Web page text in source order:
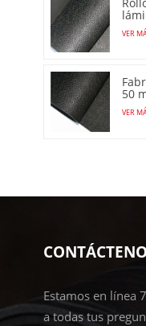
piel
VER
50
de
VER
Estamos en línea
a todas tus